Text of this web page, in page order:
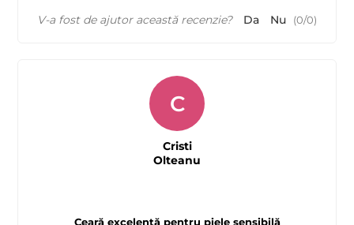
V-a fost de ajutor această recenzie? Da Nu (0/0)
Ceară excelentă pentru piele sensibilă
C
Cristi
Olteanu